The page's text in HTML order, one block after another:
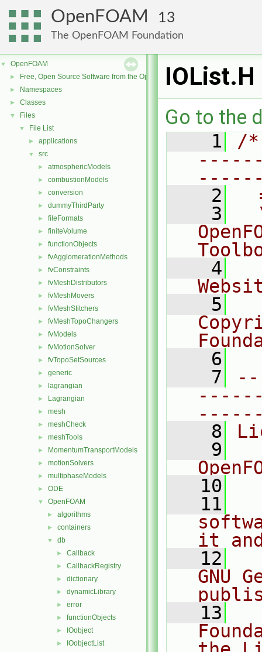
OpenFOAM 13
The OpenFOAM Foundation
▼ OpenFOAM
► Free, Open Source Software from the OpenFOAM Foundation
► Namespaces
► Classes
▼ Files
▼ File List
► applications
▼ src
► atmosphericModels
► combustionModels
► conversion
► dummyThirdParty
► fileFormats
► finiteVolume
► functionObjects
► fvAgglomerationMethods
► fvConstraints
► fvMeshDistributors
► fvMeshMovers
► fvMeshStitchers
► fvMeshTopoChangers
► fvModels
► fvMotionSolver
► fvTopoSetSources
► generic
► lagrangian
► Lagrangian
► mesh
► meshCheck
► meshTools
► MomentumTransportModels
► motionSolvers
► multiphaseModels
► ODE
▼ OpenFOAM
► algorithms
► containers
▼ db
► Callback
► CallbackRegistry
► dictionary
► dynamicLibrary
► error
► functionObjects
► IOobject
► IOobjectList
IOList.H
Go to the
    1
/
    2
    3
    4
    5
    6
    7
    8
    9
   10
   11
it
   12
GNU
   13